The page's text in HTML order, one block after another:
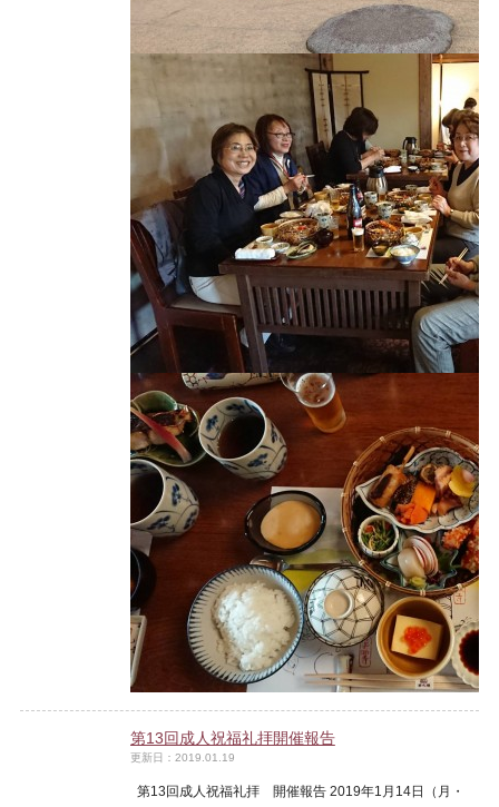
第13回成人祝福礼拝開催報告
更新日：2019.01.19
第13回成人祝福礼拝 開催報告 2019年1月14日（月・